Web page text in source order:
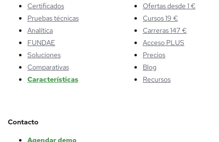
Certificados
Pruebas técnicas
Analítica
FUNDAE
Soluciones
Comparativas
Características
Ofertas desde 1 €
Cursos 19 €
Carreras 147 €
Acceso PLUS
Precios
Blog
Recursos
Contacto
Agendar demo